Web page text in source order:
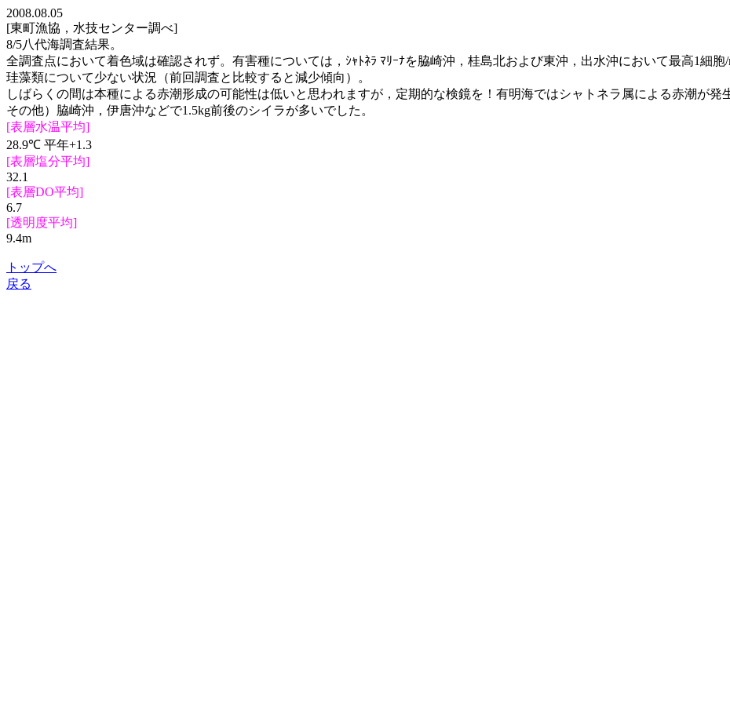
2008.08.05
[東町漁協，水技センター調べ]
8/5八代海調査結果。
全調査点において着色域は確認されず。有害種については，ｼｬﾄﾈﾗ ﾏﾘｰﾅを脇崎沖，桂島北および東沖，出水沖において最高1細胞/
珪藻類について少ない状況（前回調査と比較すると減少傾向）。
しばらくの間は本種による赤潮形成の可能性は低いと思われますが，定期的な検鏡を！有明海ではシャトネラ属による赤潮が発
その他）脇崎沖，伊唐沖などで1.5kg前後のシイラが多いでした。
[表層水温平均]
28.9℃ 平年+1.3
[表層塩分平均]
32.1
[表層DO平均]
6.7
[透明度平均]
9.4m
トップへ
戻る